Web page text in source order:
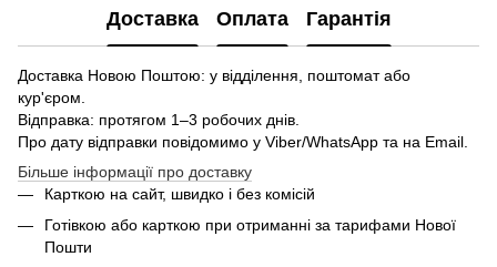
Доставка Оплата Гарантія
Доставка Новою Поштою: у відділення, поштомат або
кур'єром.
Відправка: протягом 1–3 робочих днів.
Про дату відправки повідомимо у Viber/WhatsApp та на Email.
Більше інформації про доставку
Карткою на сайт, швидко і без комісій
Готівкою або карткою при отриманні за тарифами Нової
Пошти